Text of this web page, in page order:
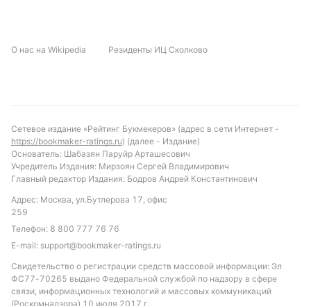
О нас на Wikipedia Резиденты ИЦ Сколково
Сетевое издание «Рейтинг Букмекеров» (адрес в сети Интернет -
https://bookmaker-ratings.ru) (далее - Издание)
Основатель: Шабазян Паруйр Арташесович
Учредитель Издания: Мирзоян Сергей Владимирович
Главный редактор Издания: Бодров Андрей Константинович
Адрес: Москва, ул.Бутлерова 17, офис
259
Телефон: 8 800 777 76 76
E-mail: support@bookmaker-ratings.ru
Свидетельство о регистрации средств массовой информации: Эл
ФС77-70265 выдано Федеральной службой по надзору в сфере
связи, информационных технологий и массовых коммуникаций
(Роскомнадзора) 10 июля 2017 г.